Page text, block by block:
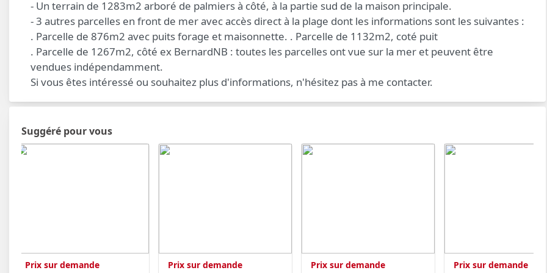
- Un terrain de 1283m2 arboré de palmiers à côté, à la partie sud de la maison principale.
- 3 autres parcelles en front de mer avec accès direct à la plage dont les informations sont les suivantes :
. Parcelle de 876m2 avec puits forage et maisonnette. . Parcelle de 1132m2, coté puit
. Parcelle de 1267m2, côté ex BernardNB : toutes les parcelles ont vue sur la mer et peuvent être
vendues indépendamment.
Si vous êtes intéressé ou souhaitez plus d'informations, n'hésitez pas à me contacter.
Suggéré pour vous
Prix sur demande Prix sur demande Prix sur demande Prix sur demande